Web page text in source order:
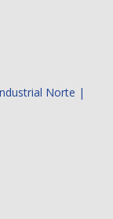
Norte |